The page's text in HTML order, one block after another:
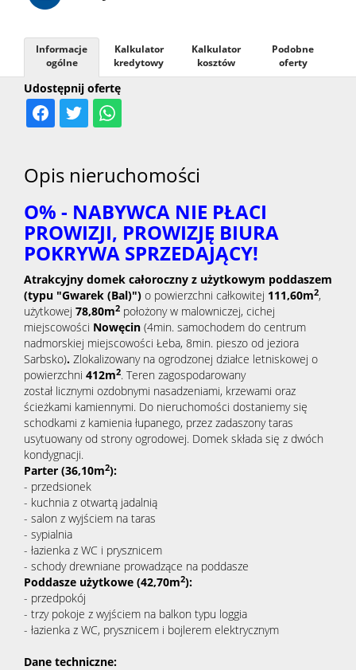
za
Udostępnij ofertę
Informacje
ogólne
Kalkulator
kredytowy
Kalkulator
kosztów
Podobne
oferty
Opis nieruchomości
O% - NABYWCA NIE PŁACI
PROWIZJI, PROWIZJĘ BIURA
POKRYWA SPRZEDAJĄCY!
Atrakcyjny domek całoroczny z użytkowym poddaszem
(typu "Gwarek (Bal)") o powierzchni całkowitej 111,60m2,
użytkowej 78,80m2 położony w malowniczej, cichej
miejscowości Nowęcin (4min. samochodem do centrum
nadmorskiej miejscowości Łeba, 8min. pieszo od jeziora
Sarbsko). Zlokalizowany na ogrodzonej działce letniskowej o
powierzchni 412m2. Teren zagospodarowany
został licznymi ozdobnymi nasadzeniami, krzewami oraz
ścieżkami kamiennymi. Do nieruchomości dostaniemy się
schodkami z kamienia łupanego, przez zadaszony taras
usytuowany od strony ogrodowej. Domek składa się z dwóch
kondygnacji.
Parter (36,10m2):
- przedsionek
- kuchnia z otwartą jadalnią
- salon z wyjściem na taras
- sypialnia
- łazienka z WC i prysznicem
- schody drewniane prowadzące na poddasze
Poddasze użytkowe (42,70m2):
- przedpokój
- trzy pokoje z wyjściem na balkon typu loggia
- łazienka z WC, prysznicem i bojlerem elektrycznym
Dane techniczne: